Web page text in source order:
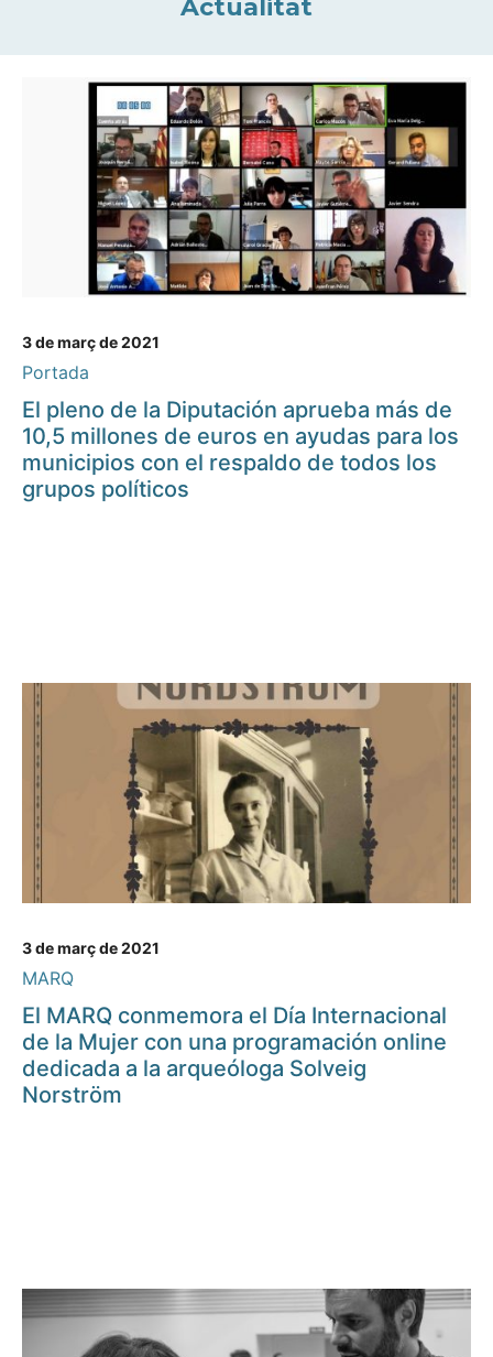
Actualitat
3 de març de 2021
Portada
El pleno de la Diputación aprueba más de
10,5 millones de euros en ayudas para los
municipios con el respaldo de todos los
grupos políticos
3 de març de 2021
MARQ
El MARQ conmemora el Día Internacional
de la Mujer con una programación online
dedicada a la arqueóloga Solveig
Norström